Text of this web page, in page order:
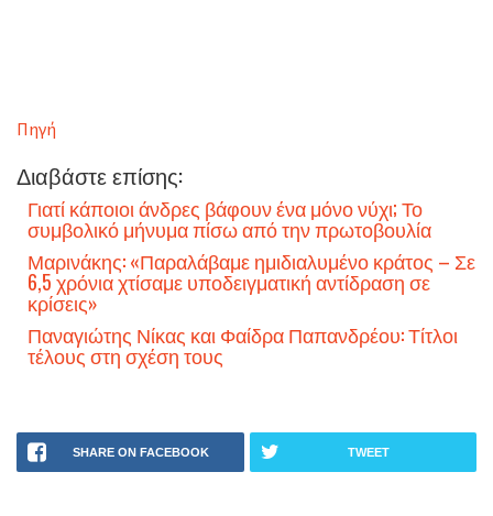
Πηγή
Διαβάστε επίσης:
Γιατί κάποιοι άνδρες βάφουν ένα μόνο νύχι; Το
συμβολικό μήνυμα πίσω από την πρωτοβουλία
Μαρινάκης: «Παραλάβαμε ημιδιαλυμένο κράτος – Σε
6,5 χρόνια χτίσαμε υποδειγματική αντίδραση σε
κρίσεις»
Παναγιώτης Νίκας και Φαίδρα Παπανδρέου: Τίτλοι
τέλους στη σχέση τους
SHARE ON FACEBOOK TWEET